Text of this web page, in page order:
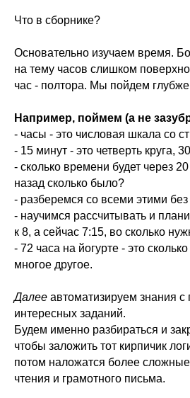
Что в сборнике?
Основательно изучаем время.
на тему часов слишком
час - полтора. Мы пойдем
Например, поймем (а не
- часы - это числовая шкала со
- 15 минут - это четверть круга,
- сколько времени будет через
назад сколько было?
- разберемся со всеми этими без
- научимся рассчитывать и
к 8, а сейчас 7:15, во сколько
- 72 часа на йогурте - это
многое другое.
Далее автоматизируем знания
интересных заданий.
Будем именно разбираться и
чтобы заложить тот кирпичик
потом наложатся более
чтения и грамотного письма.